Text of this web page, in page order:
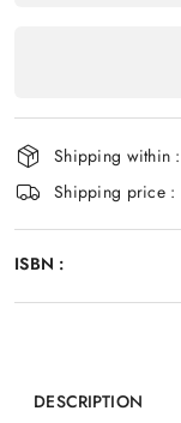
Shipping within :
Shipping price :
ISBN :
DESCRIPTION